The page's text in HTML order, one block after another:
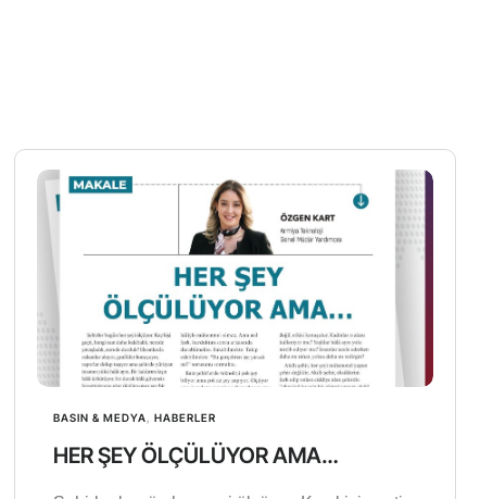
BASIN & MEDYA ,HABERLER
HER ŞEY ÖLÇÜLÜYOR AMA…